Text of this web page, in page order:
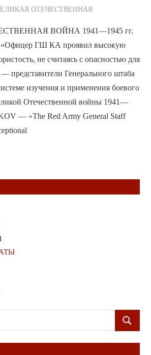
по Редакции
ОТЕЧЕСТВЕННАЯ
ВОЙНА 1941—1945 гг.
ГШ КА проявил высокую
не считаясь с опасностью для
Генерального штаба
изучения и применения боевого
Отечественной войны 1941—
— «The Red Army General Staff
ПОИСК